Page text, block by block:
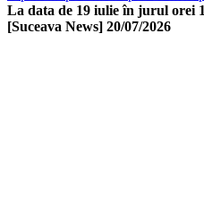
La data de 19 iulie în jurul orei
[Suceava News] 20/07/2026